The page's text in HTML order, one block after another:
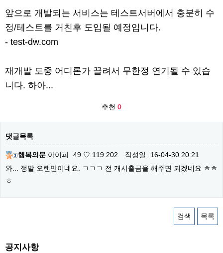
앞으로 개발되는 서비스는 테스트서버에서 충분히 수
정/테스트를 거친후 도입될 예정입니다.
- test-dw.com
재개발 도중 어디론가 끌려서 무한정 연기될 수 있습
니다. 하아...
추천 0
댓글목록
행복의문 아이피 49.♡.119.202 작성일
16-04-30 20:21
와... 정말 오랜만이네요. ㄱㄱㄱ 전 캐시출금을 해주면 되겠네요 ㅎㅎ
ㅎ
검색 목록
공지사항